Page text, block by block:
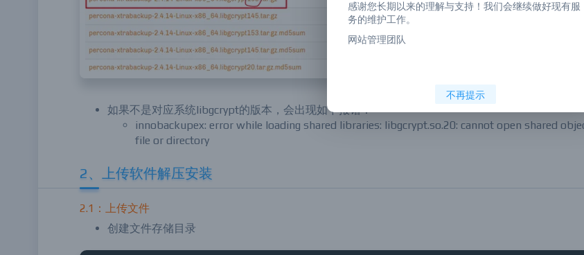
如果不是对应系统libgcrypt的版本，会出现如下报错：
innobackupex: error while loading shared libraries: libgcrypt.so.20: cannot open shared
file or directory
2、上传软件解压安装
2.1：上传文件
创建文件存储目录
感谢您长期以来的理解与支持！我们会继续做好现有服
务的维护工作。
网站管理团队
不再提示